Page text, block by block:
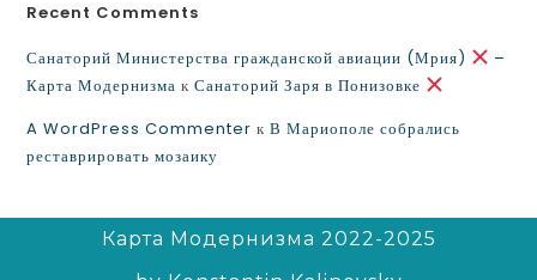
Recent Comments
Санаторий Министерства гражданской авиации (Мрия)
–
Карта Модернизма кСанаторий Заря в Понизовке
A WordPress Commenter кВ Мариополе собрались
реставрировать мозаику
Карта Модернизма 2022-2025